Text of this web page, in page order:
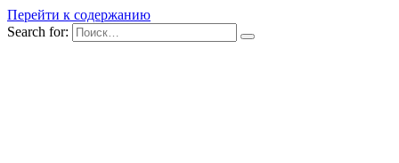
Перейти к содержанию
Search for: